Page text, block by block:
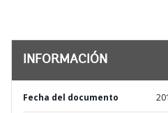
INFORMACIÓN
Fecha del documento